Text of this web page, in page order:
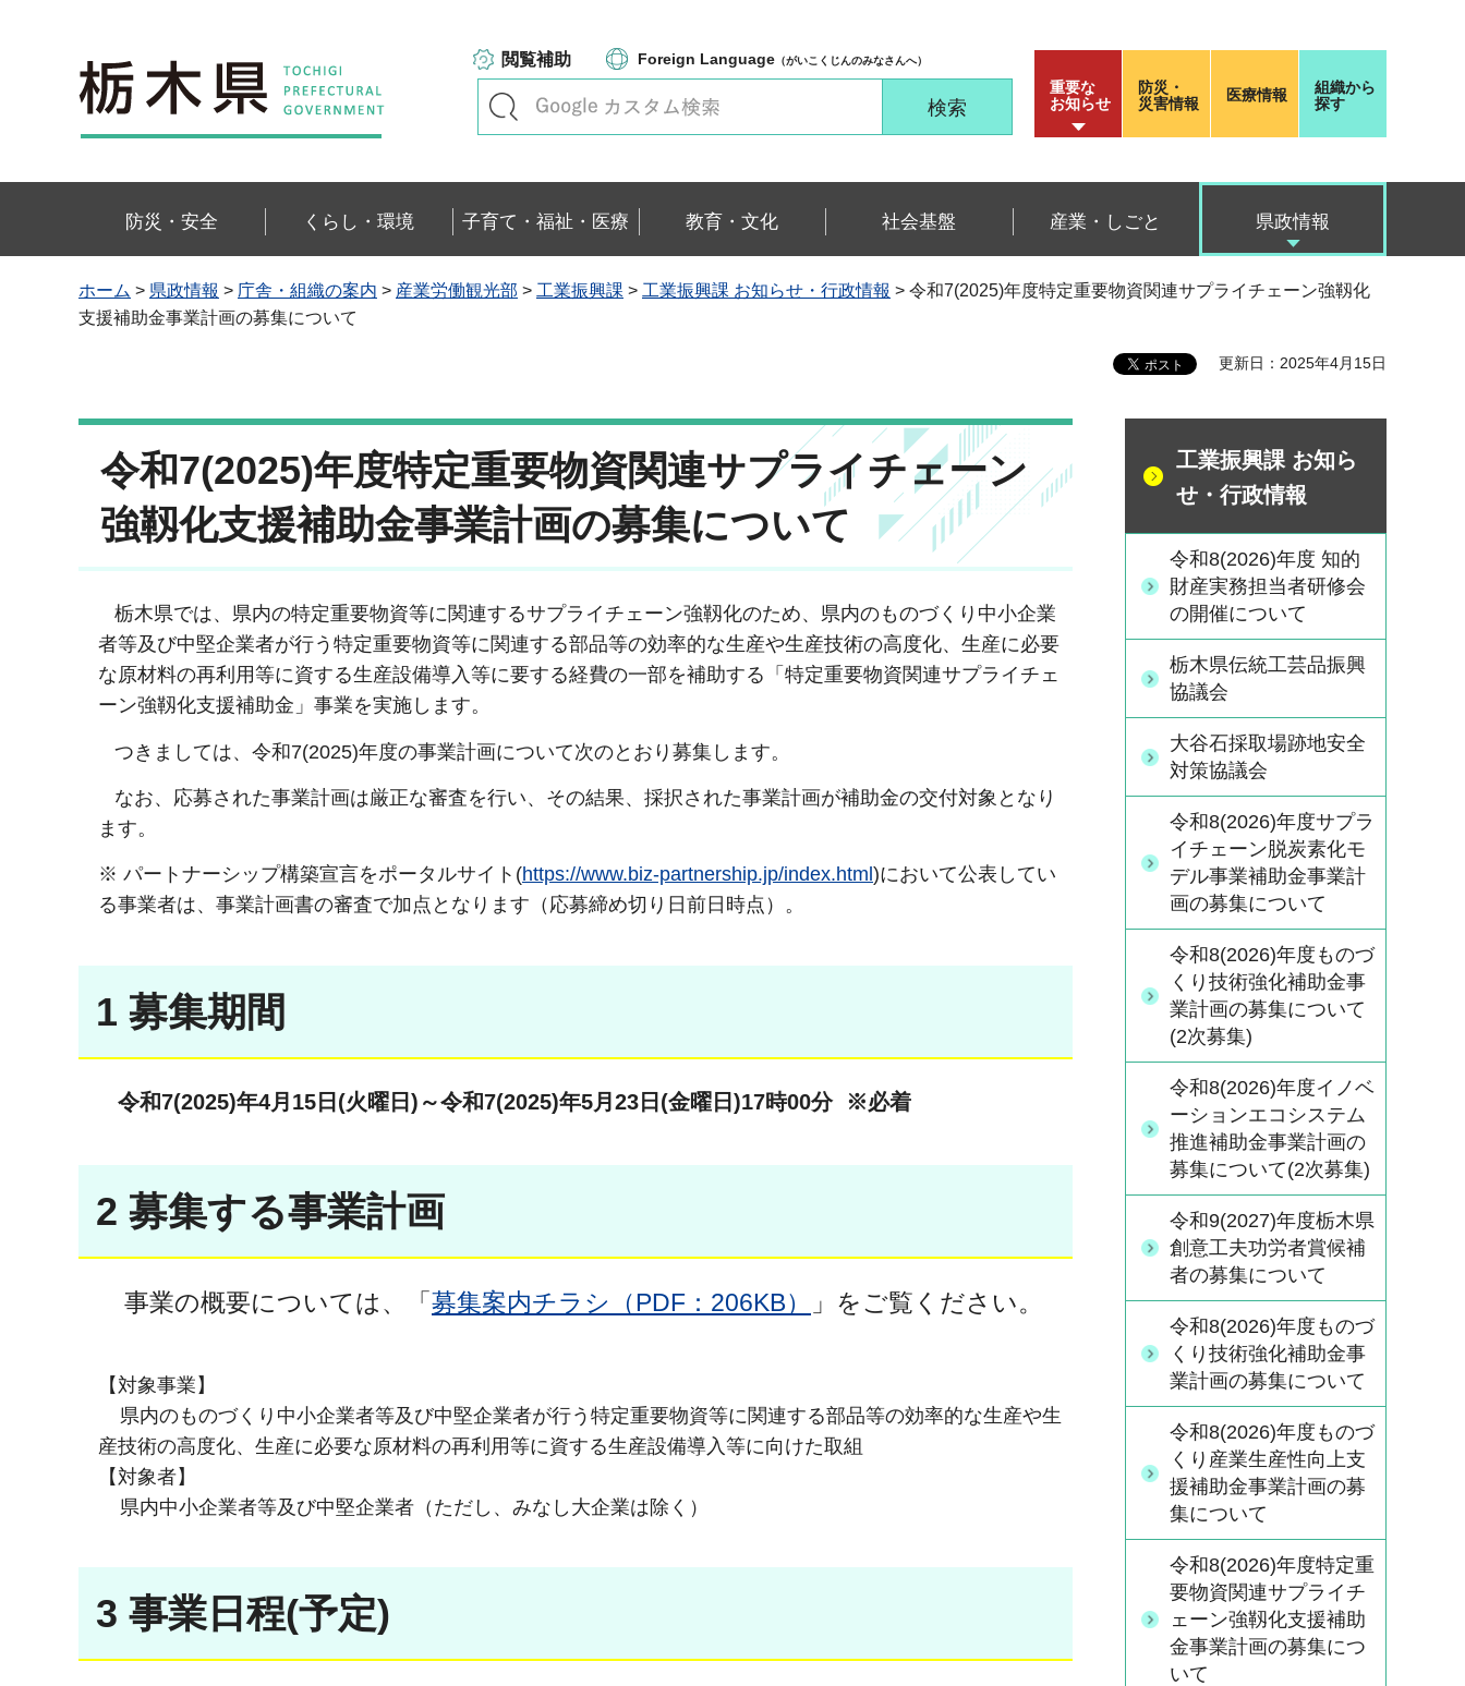
栃木県
閲覧補助 Foreign Language （がいこくじんのみなさんへ）
重要な
お知らせ
防災・
災害情報
医療情報
組織から
探す
防災・安全 くらし・環境 子育て・福祉・医療 教育・文化 社会基盤 産業・しごと 県政情報
ホーム > 県政情報 > 庁舎・組織の案内 > 産業労働観光部 > 工業振興課 > 工業振興課 お知らせ・行政情報 > 令和7(2025)年度特定重要物資関連サプライチェーン強靱化
支援補助金事業計画の募集について
更新日：2025年4月15日
令和7(2025)年度特定重要物資関連サプライチェーン
強靱化支援補助金事業計画の募集について
栃木県では、県内の特定重要物資等に関連するサプライチェーン強靱化のため、県内のものづくり中小企業
者等及び中堅企業者が行う特定重要物資等に関連する部品等の効率的な生産や生産技術の高度化、生産に必要
な原材料の再利用等に資する生産設備導入等に要する経費の一部を補助する「特定重要物資関連サプライチェ
ーン強靱化支援補助金」事業を実施します。
つきましては、令和7(2025)年度の事業計画について次のとおり募集します。
なお、応募された事業計画は厳正な審査を行い、その結果、採択された事業計画が補助金の交付対象となり
ます。
※ パートナーシップ構築宣言をポータルサイト(https://www.biz-partnership.jp/index.html )において公表してい
る事業者は、事業計画書の審査で加点となります（応募締め切り日前日時点）。
1 募集期間
令和7(2025)年4月15日(火曜日)～令和7(2025)年5月23日(金曜日)17時00分 ※必着
2 募集する事業計画
事業の概要については、「 募集案内チラシ（PDF：206KB） 」をご覧ください。
【対象事業】
県内のものづくり中小企業者等及び中堅企業者が行う特定重要物資等に関連する部品等の効率的な生産や生
産技術の高度化、生産に必要な原材料の再利用等に資する生産設備導入等に向けた取組
【対象者】
県内中小企業者等及び中堅企業者（ただし、みなし大企業は除く）
3 事業日程(予定)
工業振興課 お知ら
せ・行政情報
令和8(2026)年度 知的
財産実務担当者研修会
の開催について
栃木県伝統工芸品振興
協議会
大谷石採取場跡地安全
対策協議会
令和8(2026)年度サプラ
イチェーン脱炭素化モ
デル事業補助金事業計
画の募集について
令和8(2026)年度ものづ
くり技術強化補助金事
業計画の募集について
(2次募集)
令和8(2026)年度イノベ
ーションエコシステム
推進補助金事業計画の
募集について(2次募集)
令和9(2027)年度栃木県
創意工夫功労者賞候補
者の募集について
令和8(2026)年度ものづ
くり技術強化補助金事
業計画の募集について
令和8(2026)年度ものづ
くり産業生産性向上支
援補助金事業計画の募
集について
令和8(2026)年度特定重
要物資関連サプライチ
ェーン強靱化支援補助
金事業計画の募集につ
いて